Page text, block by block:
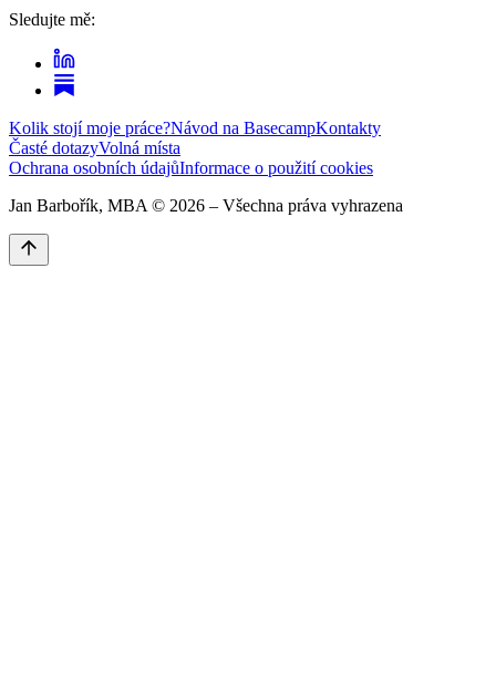
Sledujte mě:
Kolik stojí moje práce?Návod na BasecampKontakty
Časté dotazyVolná místa
Ochrana osobních údajůInformace o použití cookies
Jan Barbořík, MBA © 2026 – Všechna práva vyhrazena